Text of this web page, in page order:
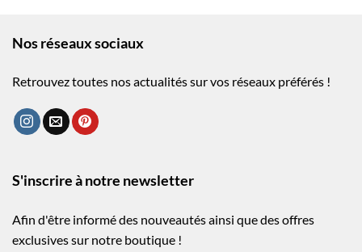
Nos réseaux sociaux
Retrouvez toutes nos actualités sur vos réseaux préférés !
S'inscrire à notre newsletter
Afin d'être informé des nouveautés ainsi que des offres
exclusives sur notre boutique !